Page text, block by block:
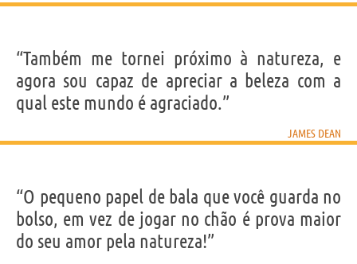
“Também me tornei próximo à natureza, e
agora sou capaz de apreciar a beleza com a
qual este mundo é agraciado.”
JAMES DEAN
“O pequeno papel de bala que você guarda no
bolso, em vez de jogar no chão é prova maior
do seu amor pela natureza!”